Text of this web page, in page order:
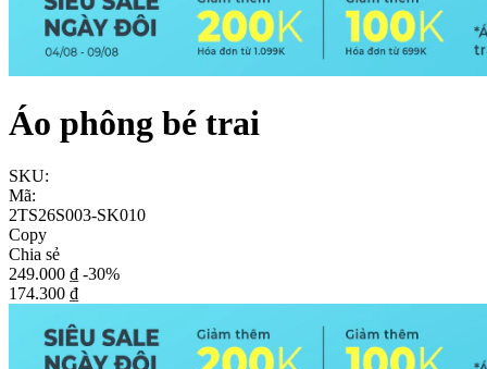
Áo phông bé trai
SKU:
Mã:
2TS26S003-SK010
Copy
Chia sẻ
249.000 ₫ -30%
174.300 ₫